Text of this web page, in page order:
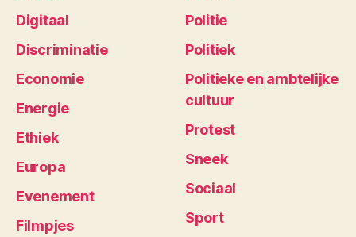
Digitaal
Discriminatie
Economie
Energie
Ethiek
Europa
Evenement
Filmpjes
Politie
Politiek
Politieke en ambtelijke
cultuur
Protest
Sneek
Sociaal
Sport